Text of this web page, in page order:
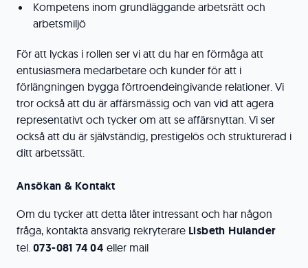
Kompetens inom grundläggande arbetsrätt och
arbetsmiljö
För att lyckas i rollen ser vi att du har en förmåga att
entusiasmera medarbetare och kunder för att i
förlängningen bygga förtroendeingivande relationer. Vi
tror också att du är affärsmässig och van vid att agera
representativt och tycker om att se affärsnyttan. Vi ser
också att du är självständig, prestigelös och strukturerad i
ditt arbetssätt.
Ansökan & Kontakt
Om du tycker att detta låter intressant och har någon
fråga, kontakta ansvarig rekryterare Lisbeth Hulander
tel. 073-081 74 04 eller mail